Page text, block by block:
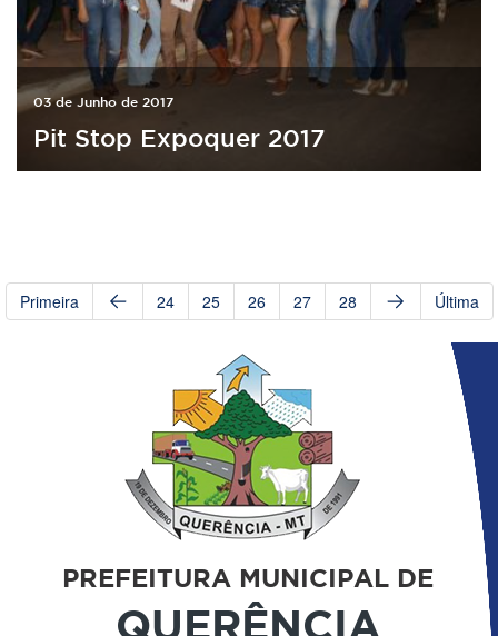
03 de Junho de 2017
Pit Stop Expoquer 2017
Primeira 24 25 26 27 28 Última
PREFEITURA MUNICIPAL DE
QUERÊNCIA